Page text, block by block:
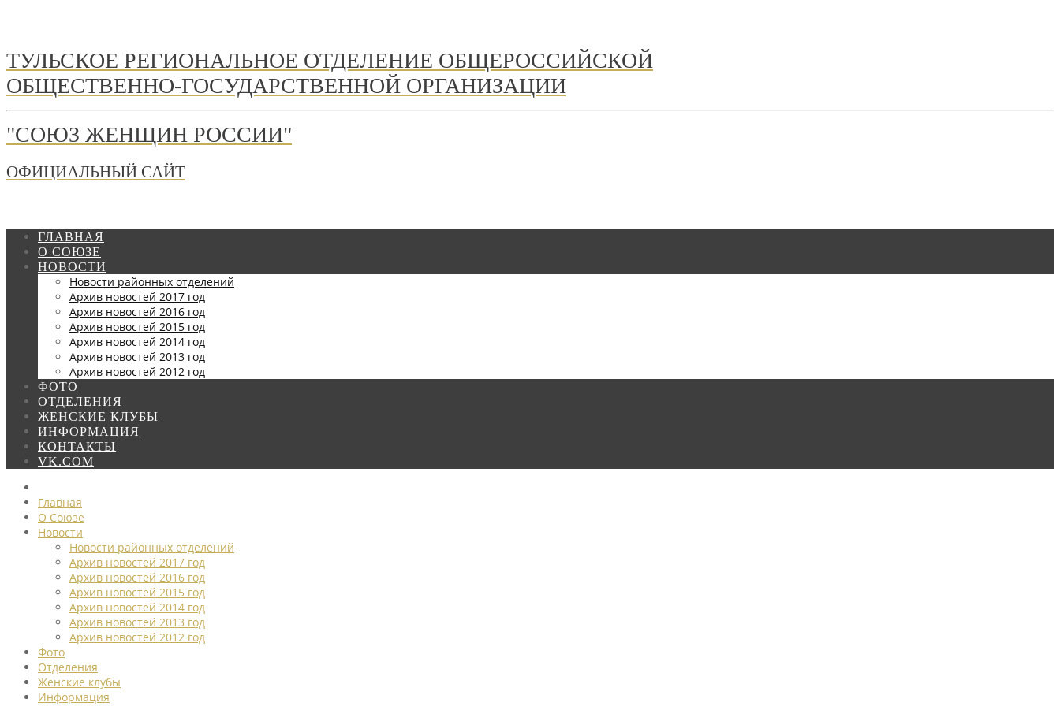
ТУЛЬСКОЕ РЕГИОНАЛЬНОЕ ОТДЕЛЕНИЕ ОБЩЕРОССИЙСКОЙ
ОБЩЕСТВЕННО-ГОСУДАРСТВЕННОЙ ОРГАНИЗАЦИИ
"СОЮЗ ЖЕНЩИН РОССИИ"
ОФИЦИАЛЬНЫЙ САЙТ
ГЛАВНАЯ
О СОЮЗЕ
НОВОСТИ
Новости районных отделений
Архив новостей 2017 год
Архив новостей 2016 год
Архив новостей 2015 год
Архив новостей 2014 год
Архив новостей 2013 год
Архив новостей 2012 год
ФОТО
ОТДЕЛЕНИЯ
ЖЕНСКИЕ КЛУБЫ
ИНФОРМАЦИЯ
КОНТАКТЫ
VK.COM
Главная
О Союзе
Новости
Новости районных отделений
Архив новостей 2017 год
Архив новостей 2016 год
Архив новостей 2015 год
Архив новостей 2014 год
Архив новостей 2013 год
Архив новостей 2012 год
Фото
Отделения
Женские клубы
Информация